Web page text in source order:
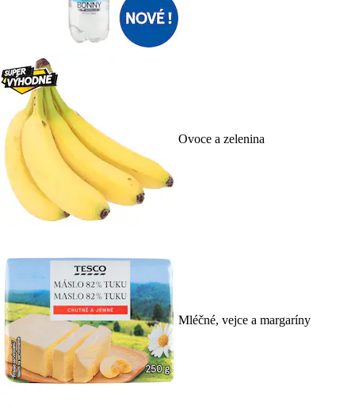
Ovoce a zelenina
Mléčné, vejce a margaríny